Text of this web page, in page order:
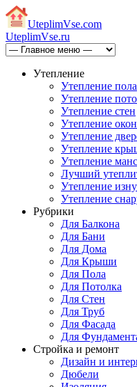
UteplimVse.com
UteplimVse.ru
Утепление
Утепление пола
Утепление
Утепление стен
Утепление окон
Утепление
Утепление
Утепление
Лучший
Утепление
Утепление
Рубрики
Для Балкона
Для Бани
Для Дома
Для Крыши
Для Пола
Для Потолка
Для Стен
Для Труб
Для Фасада
Для
Стройка и ремонт
Дизайн и
Дюбели